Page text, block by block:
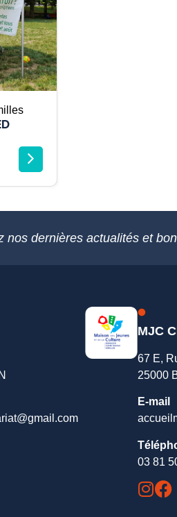
nos dernières actualités et
MJC
67 E,
25000
E-mail
03 81